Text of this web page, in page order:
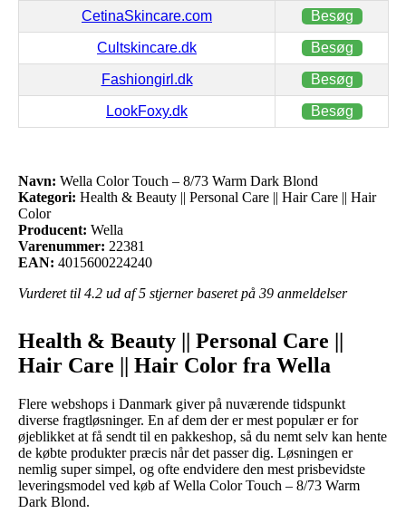
CetinaSkincare.com Besøg
Cultskincare.dk Besøg
Fashiongirl.dk Besøg
LookFoxy.dk Besøg
Navn: Wella Color Touch – 8/73 Warm Dark Blond
Kategori: Health & Beauty || Personal Care || Hair Care || Hair
Color
Producent: Wella
Varenummer: 22381
EAN: 4015600224240
Vurderet til 4.2 ud af 5 stjerner baseret på 39 anmeldelser
Health & Beauty || Personal Care ||
Hair Care || Hair Color fra Wella
Flere webshops i Danmark giver på nuværende tidspunkt
diverse fragtløsninger. En af dem der er mest populær er for
øjeblikket at få sendt til en pakkeshop, så du nemt selv kan hente
de købte produkter præcis når det passer dig. Løsningen er
nemlig super simpel, og ofte endvidere den mest prisbevidste
leveringsmodel ved køb af Wella Color Touch – 8/73 Warm
Dark Blond.